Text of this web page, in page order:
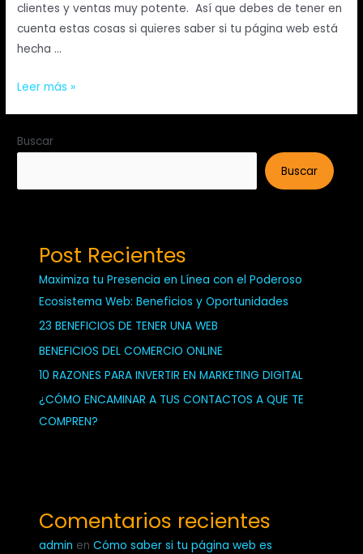
clientes y ventas muy potente. Así que debes de tener en
cuenta estas cosas si quieres saber si tu página web está
hecha …
Leer más »
Buscar
Buscar
Post Recientes
Maximiza tu Presencia en Línea con el Poderoso
Ecosistema Web: Beneficios y Oportunidades
23 BENEFICIOS DE TENER UNA WEB
BENEFICIOS DEL COMERCIO ONLINE
10 RAZONES PARA INVERTIR EN MARKETING DIGITAL
¿CÓMO ENCAMINAR A TUS CONTACTOS A QUE TE
COMPREN?
Comentarios recientes
admin enCómo saber si tu página web es